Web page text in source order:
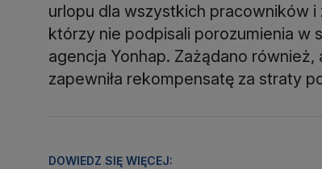
urlopu dla wszystkich pracowników
którzy nie podpisali porozumienia w
agencja Yonhap. Zażądano
zapewniła rekompensatę za straty
DOWIEDZ SIĘ WIĘCEJ: